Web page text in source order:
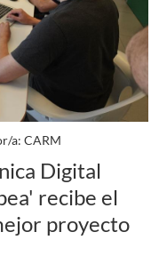
a: CARM
Digital
recibe el
proyecto